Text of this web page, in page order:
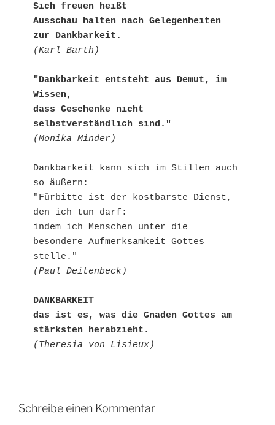
Sich freuen heißt
Ausschau halten nach Gelegenheiten
zur Dankbarkeit.
(Karl Barth)
"Dankbarkeit entsteht aus Demut, im
Wissen,
dass Geschenke nicht
selbstverständlich sind."
(Monika Minder)
Dankbarkeit kann sich im Stillen auch
so äußern:
"Fürbitte ist der kostbarste Dienst,
den ich tun darf:
indem ich Menschen unter die
besondere Aufmerksamkeit Gottes
stelle."
(Paul Deitenbeck)
DANKBARKEIT
das ist es, was die Gnaden Gottes am
stärksten herabzieht.
(Theresia von Lisieux)
Schreibe einen Kommentar